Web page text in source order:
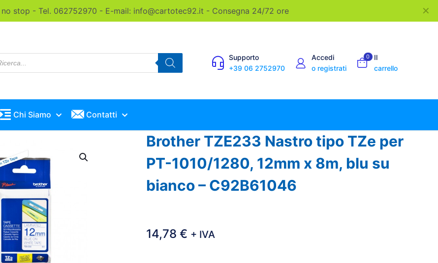
stop - Tel. 062752970 - E-mail: info@cartotec92.it - Consegna 24/72 ore ✕
Supporto
+39 06 2752970
Accedi
o registrati
0
Il
carrello
Chi Siamo Contatti
Brother TZE233 Nastro tipo TZe per
PT-1010/1280, 12mm x 8m, blu su
bianco – C92B61046
14,78€ + IVA